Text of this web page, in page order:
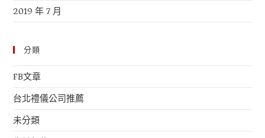
2019 年 7 月
分類
FB文章
台北禮儀公司推薦
未分類